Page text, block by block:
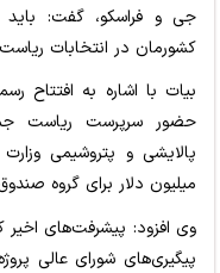
جی و فراسکو، گفت: باید
کشورمان در انتخابات
بیات با اشاره به افتتاح
حضور سرپرست ریاست
میلیون دلار برای گروه
وی افزود: پیشرفت‌های اخیر
پیگیری‌های شورای عالی